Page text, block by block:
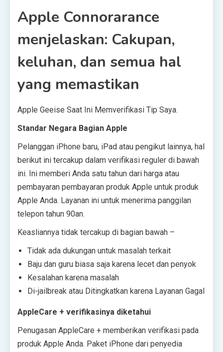
Apple Connorarance
menjelaskan: Cakupan,
keluhan, dan semua hal
yang memastikan
Apple Geeise Saat Ini Memverifikasi Tip Saya.
Standar Negara Bagian Apple
Pelanggan iPhone baru, iPad atau pengikut lainnya, hal
berikut ini tercakup dalam verifikasi reguler di bawah
ini. Ini memberi Anda satu tahun dari harga atau
pembayaran pembayaran produk Apple untuk produk
Apple Anda. Layanan ini untuk menerima panggilan
telepon tahun 90an.
Keasliannya tidak tercakup di bagian bawah –
Tidak ada dukungan untuk masalah terkait
Baju dan guru biasa saja karena lecet dan penyok
Kesalahan karena masalah
Di-jailbreak atau Ditingkatkan karena Layanan Gagal
AppleCare + verifikasinya diketahui
Penugasan AppleCare + memberikan verifikasi pada
produk Apple Anda. Paket iPhone dari penyedia